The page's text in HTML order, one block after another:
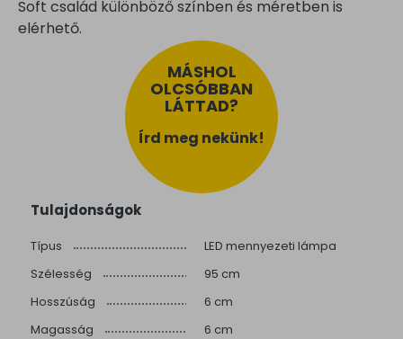
Soft család különböző színben és méretben is
elérhető.
MÁSHOL
OLCSÓBBAN
LÁTTAD?
Írd meg nekünk!
Tulajdonságok
Típus
LED mennyezeti lámpa
Szélesség
95 cm
Hosszúság
6 cm
Magasság
6 cm